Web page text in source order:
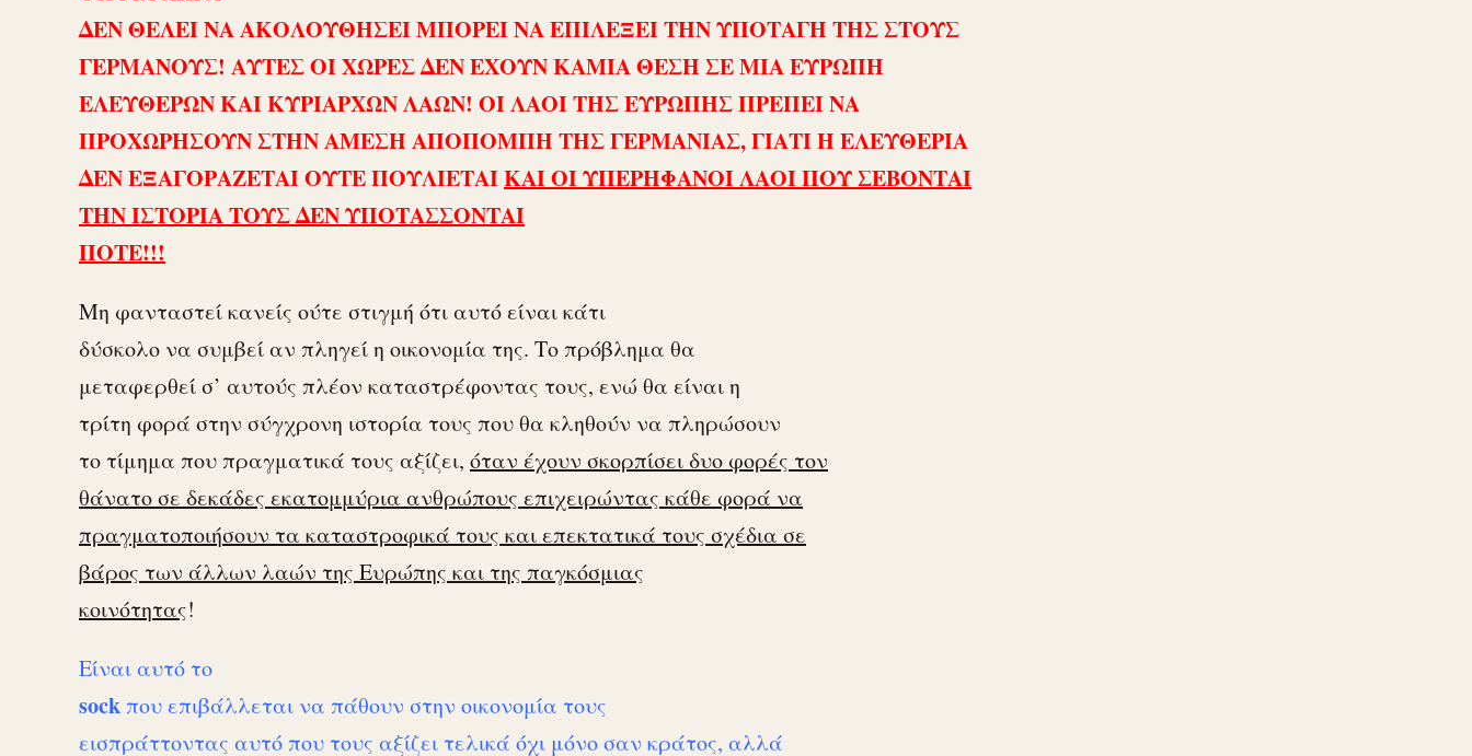
ΔΕΝ ΘΕΛΕΙ ΝΑ ΑΚΟΛΟΥΘΗΣΕΙ ΜΠΟΡΕΙ ΝΑ ΕΠΙΛΕΞΕΙ ΤΗΝ ΥΠΟΤΑΓΗ ΤΗΣ ΣΤΟΥΣ
ΓΕΡΜΑΝΟΥΣ! ΑΥΤΕΣ ΟΙ ΧΩΡΕΣ ΔΕΝ ΕΧΟΥΝ ΚΑΜΙΑ ΘΕΣΗ ΣΕ ΜΙΑ ΕΥΡΩΠΗ
ΕΛΕΥΘΕΡΩΝ ΚΑΙ ΚΥΡΙΑΡΧΩΝ ΛΑΩΝ! ΟΙ ΛΑΟΙ ΤΗΣ ΕΥΡΩΠΗΣ ΠΡΕΠΕΙ ΝΑ
ΠΡΟΧΩΡΗΣΟΥΝ ΣΤΗΝ ΑΜΕΣΗ ΑΠΟΠΟΜΠΗ ΤΗΣ ΓΕΡΜΑΝΙΑΣ, ΓΙΑΤΙ Η ΕΛΕΥΘΕΡΙΑ
ΔΕΝ ΕΞΑΓΟΡΑΖΕΤΑΙ ΟΥΤΕ ΠΟΥΛΙΕΤΑΙΚΑΙ ΟΙ ΥΠΕΡΗΦΑΝΟΙ ΛΑΟΙ ΠΟΥ ΣΕΒΟΝΤΑΙ
ΤΗΝ ΙΣΤΟΡΙΑ ΤΟΥΣ ΔΕΝ ΥΠΟΤΑΣΣΟΝΤΑΙ
ΠΟΤΕ!!!
Μη φανταστεί κανείς ούτε στιγμή ότι αυτό είναι κάτι
δύσκολο να συμβεί αν πληγεί η οικονομία της. Το πρόβλημα θα
μεταφερθεί σ’ αυτούς πλέον καταστρέφοντας τους, ενώ θα είναι η
τρίτη φορά στην σύγχρονη ιστορία τους που θα κληθούν να πληρώσουν
το τίμημα που πραγματικά τους αξίζει, όταν έχουν σκορπίσει δυο φορές τον
θάνατο σε δεκάδες εκατομμύρια ανθρώπους επιχειρώντας κάθε φορά να
πραγματοποιήσουν τα καταστροφικά τους και επεκτατικά τους σχέδια σε
βάρος των άλλων λαών της Ευρώπης και της παγκόσμιας
κοινότητας!
Είναι αυτό το
sock που επιβάλλεται να πάθουν στην οικονομία τους
εισπράττοντας αυτό που τους αξίζει τελικά όχι μόνο σαν κράτος, αλλά